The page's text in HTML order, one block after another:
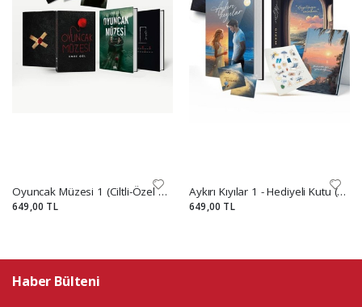
Oyuncak Müzesi 1 (Ciltli-Özel Kutulu Set)
649,00 TL
Aykırı Kıyılar 1 - Hediyeli Kutu (Ciltli)
649,00 TL
Haber Bülteni